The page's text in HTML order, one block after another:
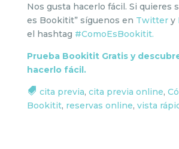
Nos gusta hacerlo fácil. Si quieres
es Bookitit” síguenos en Twittery
el hashtag #ComoEsBookitit.
Prueba Bookitit Gratis y
hacerlo fácil.
cita previa, cita previa online,
Bookitit, reservas online, vista